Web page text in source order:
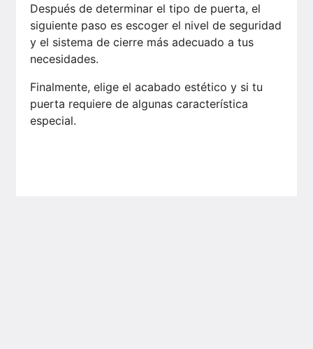
Después de determinar el tipo de puerta, el
siguiente paso es escoger el nivel de seguridad
y el sistema de cierre más adecuado a tus
necesidades.
Finalmente, elige el acabado estético y si tu
puerta requiere de algunas característica
especial.